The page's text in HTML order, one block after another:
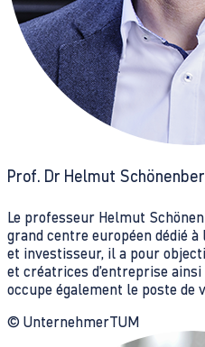
Prof. Dr Helmut
Le professeur Helmut
grand centre européen dédié
et investisseur, il a pour
et créatrices d’entreprise
occupe également le poste de
© UnternehmerTUM